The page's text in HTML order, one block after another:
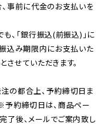
事前に代金のお支払いを
、「銀行振込(前振込)」に
振込み期限内にお支払いた
せていただきます。
の都合上、予約締切日ま
予約締切日は、商品ペー
了後、メールでご案内致し